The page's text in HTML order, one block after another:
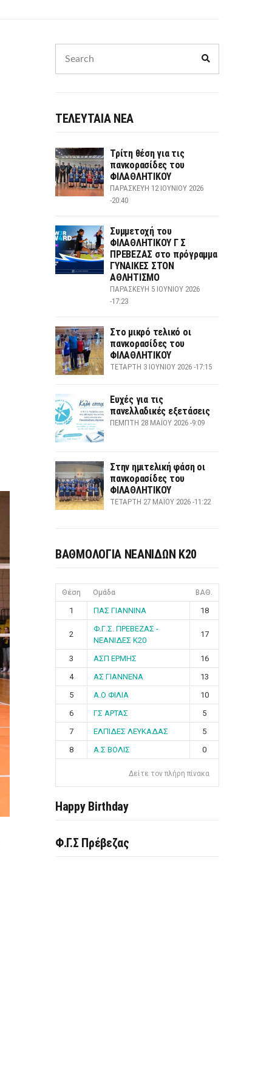
for:
ΤΕΛΕΥΤΑΙΑ ΝΕΑ
Τρίτη θέση για τις
πανκορασίδες του
ΦΙΛΑΘΛΗΤΙΚΟΥ
ΠΑΡΑΣΚΕΥΉ 12 ΙΟΥΝΊΟΥ 2026
-20:40
Συμμετοχή του
ΦΙΛΑΘΛΗΤΙΚΟΥ Γ Σ
ΠΡΕΒΕΖΑΣ στο πρόγραμμα
ΓΥΝΑΙΚΕΣ ΣΤΟΝ
ΑΘΛΗΤΙΣΜΟ
ΠΑΡΑΣΚΕΥΉ 5 ΙΟΥΝΊΟΥ 2026
-17:23
Στο μικρό τελικό οι
πανκορασίδες του
ΦΙΛΑΘΛΗΤΙΚΟΥ
ΤΕΤΆΡΤΗ 3 ΙΟΥΝΊΟΥ 2026 -17:15
Ευχές για τις
πανελλαδικές εξετάσεις
ΠΈΜΠΤΗ 28 ΜΑΪ́ΟΥ 2026 -9:09
Στην ημιτελική φάση οι
πανκορασίδες του
ΦΙΛΑΘΛΗΤΙΚΟΥ
ΤΕΤΆΡΤΗ 27 ΜΑΪ́ΟΥ 2026 -11:22
ΒΑΘΜΟΛΟΓΙΑ ΝΕΑΝΙΔΩΝ Κ20
Θέση Ομάδα ΒΑΘ.
1 ΠΑΣ ΓΙΑΝΝΙΝΑ 18
2
Φ.Γ.Σ. ΠΡΕΒΕΖΑΣ -
ΝΕΑΝΙΔΕΣ Κ20
17
3 ΑΣΠ ΕΡΜΗΣ
16
4
ΑΣ ΓΙΑΝΝΕΝΑ
13
5
Α.Ο ΦΙΛΙΑ
10
6
ΓΣ ΑΡΤΑΣ
5
7
ΕΛΠΙΔΕΣ ΛΕΥΚΑΔΑΣ
5
8
Α.Σ ΒΟΛΙΣ 0
Δείτε τον πλήρη πίνακα
Happy Birthday
Φ.Γ.Σ Πρέβεζας